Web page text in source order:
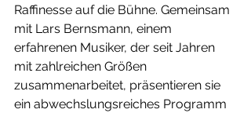
Raffinesse auf die Bühne. Gemeinsam
mit Lars Bernsmann, einem
erfahrenen Musiker, der seit Jahren
mit zahlreichen Größen
zusammenarbeitet, präsentieren sie
ein abwechslungsreiches Programm